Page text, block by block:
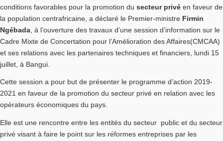
conditions favorables pour la promotion du secteur privé en faveur de
la population centrafricaine, a déclaré le Premier-ministre Firmin
Ngébada , à l’ouverture des travaux d’une session d’information sur le
Cadre Mixte de Concertation pour l’Amélioration des Affaires(CMCAA)
et ses relations avec les partenaires techniques et financiers, lundi 15
juillet, à Bangui.
Cette session a pour but de présenter le programme d’action 2019-
2021 en faveur de la promotion du secteur privé en relation avec les
opérateurs économiques du pays.
Elle est une rencontre entre les entités du secteur public et du secteur
privé visant à faire le point sur les réformes entreprises par les